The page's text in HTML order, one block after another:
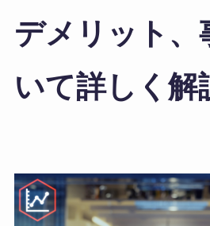
デメリット、
いて詳しく解